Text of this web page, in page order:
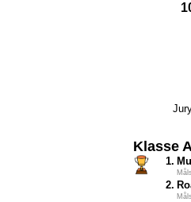
Klasse
1.
2.